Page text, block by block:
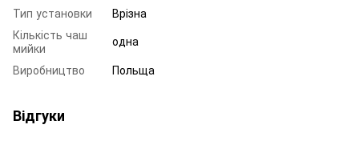
Тип установки
Врізна
Кількість чаш
мийки
одна
Виробництво
Польща
Відгуки